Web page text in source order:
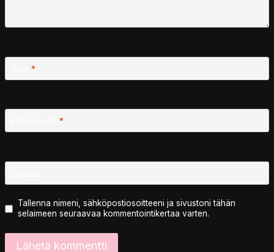
*
*
Tallenna nimeni, sähköpostiosoitteeni ja sivustoni tähän
selaimeen seuraavaa kommentointikertaa varten.